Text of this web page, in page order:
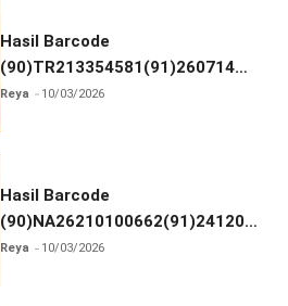
Hasil Barcode
(90)TR213354581(91)260714
dan Izin BPOM
Reya 10/03/2026
Hasil Barcode
(90)NA26210100662(91)241203
dan Izin BPOM
Reya 10/03/2026